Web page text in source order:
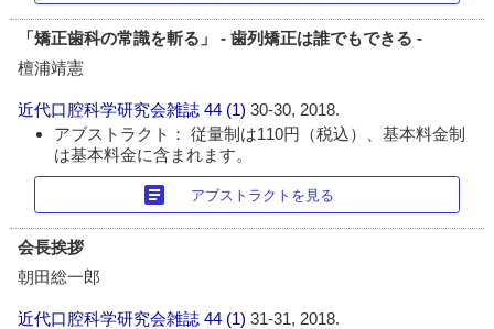
「矯正歯科の常識を斬る」 - 歯列矯正は誰でもできる -
檀浦靖憲
近代口腔科学研究会雑誌 44 (1)30-30, 2018.
アブストラクト： 従量制は110円（税込）、基本料金制
は基本料金に含まれます。
article アブストラクトを見る
会長挨拶
朝田総一郎
近代口腔科学研究会雑誌 44 (1)31-31, 2018.